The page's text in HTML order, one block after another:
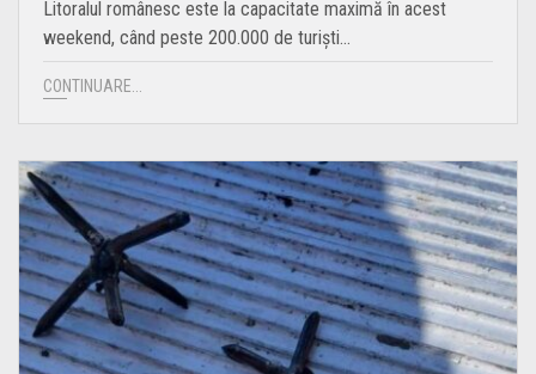
Litoralul românesc este la capacitate maximă în acest
weekend, când peste 200.000 de turiști…
CONTINUARE...